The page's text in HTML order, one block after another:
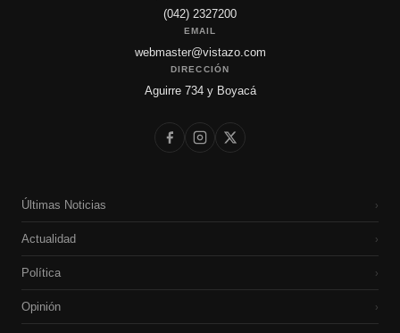
(042) 2327200
EMAIL
webmaster@vistazo.com
DIRECCIÓN
Aguirre 734 y Boyacá
Últimas Noticias ›
Actualidad ›
Política ›
Opinión ›